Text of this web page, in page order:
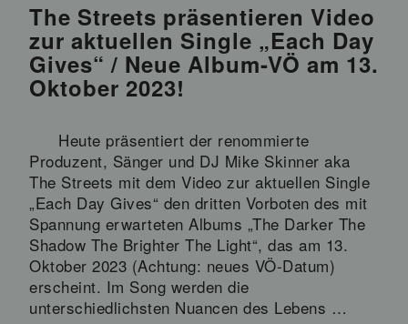
The Streets präsentieren Video
zur aktuellen Single „Each Day
Gives“ / Neue Album-VÖ am 13.
Oktober 2023!
Heute präsentiert der renommierte
Produzent, Sänger und DJ Mike Skinner aka
The Streets mit dem Video zur aktuellen Single
„Each Day Gives“ den dritten Vorboten des mit
Spannung erwarteten Albums „The Darker The
Shadow The Brighter The Light“, das am 13.
Oktober 2023 (Achtung: neues VÖ-Datum)
erscheint. Im Song werden die
unterschiedlichsten Nuancen des Lebens …